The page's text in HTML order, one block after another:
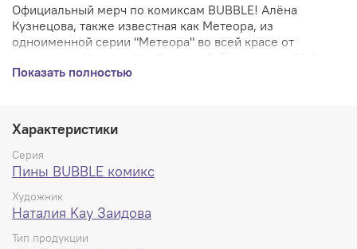
Официальный мерч по комиксам BUBBLE! Алёна
Кузнецова, также известная как Метеора, из
одноименной серии "Метеора" во всей красе от
Гром и Сергей Разумовский, она вас уделает!
качество на высшем уровне.
Показать полностью
Характеристики
Серия
Пины BUBBLE комикс
Художник
Наталия Kay Заидова
Тип продукции